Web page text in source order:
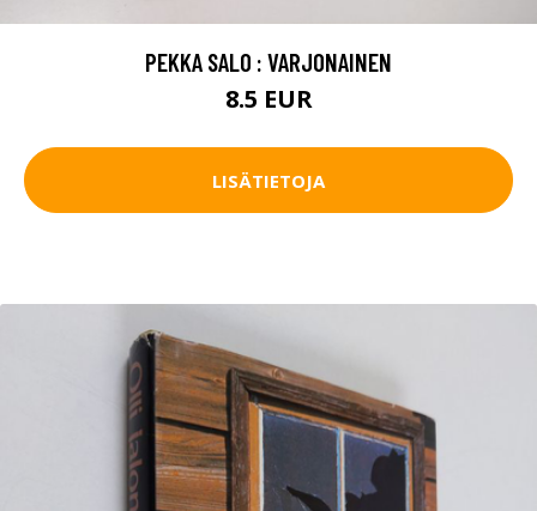
PEKKA SALO : VARJONAINEN
8.5 EUR
LISÄTIETOJA